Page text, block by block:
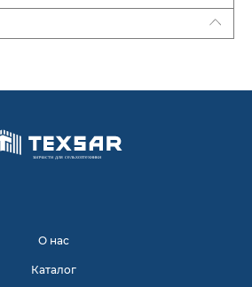
О нас
Каталог